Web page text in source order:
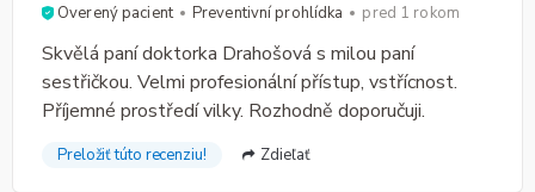
Overený pacient Preventivní prohlídka pred 1 rokom
Skvělá paní doktorka Drahošová s milou paní
sestřičkou. Velmi profesionální přístup, vstřícnost.
Příjemné prostředí vilky. Rozhodně doporučuji.
Preložiť túto recenziu! Zdieľať